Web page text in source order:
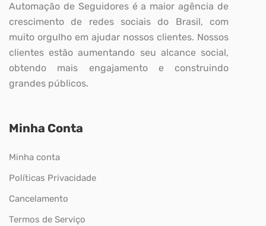
Automação de Seguidores é a maior agência de
crescimento de redes sociais do Brasil, com
muito orgulho em ajudar nossos clientes. Nossos
clientes estão aumentando seu alcance social,
obtendo mais engajamento e construindo
grandes públicos.
Minha Conta
Minha conta
Políticas Privacidade
Cancelamento
Termos de Serviço